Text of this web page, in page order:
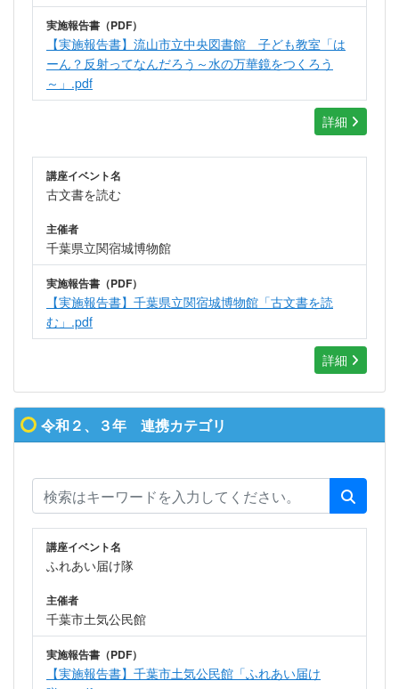
実施報告書（PDF）
【実施報告書】流山市立中央図書館 子ども教室「は
ーん？反射ってなんだろう～水の万華鏡をつくろう
～」.pdf
詳細
講座イベント名
古文書を読む
主催者
千葉県立関宿城博物館
実施報告書（PDF）
【実施報告書】千葉県立関宿城博物館「古文書を読
む」.pdf
詳細
令和２、３年 連携カテゴリ
講座イベント名
ふれあい届け隊
主催者
千葉市土気公民館
実施報告書（PDF）
【実施報告書】千葉市土気公民館「ふれあい届け